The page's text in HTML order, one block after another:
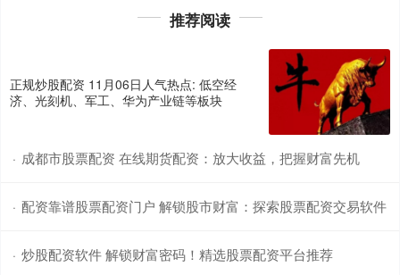
推荐阅读
正规炒股配资 11月06日人气热点: 低空经
济、光刻机、军工、华为产业链等板块
· 成都市股票配资 在线期货配资：放大收益，把握财富先机
· 配资靠谱股票配资门户 解锁股市财富：探索股票配资交易软件
· 炒股配资软件 解锁财富密码！精选股票配资平台推荐